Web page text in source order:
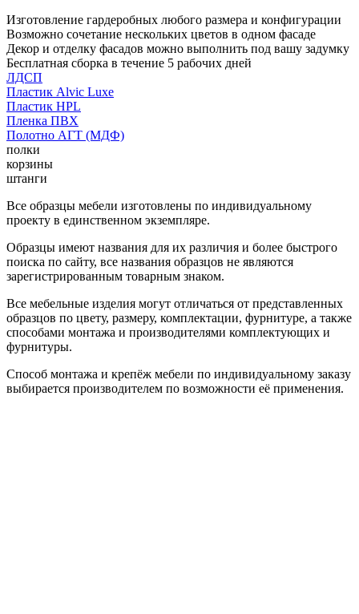
Изготовление гардеробных любого размера и конфигурации
Возможно сочетание нескольких цветов в одном фасаде
Декор и отделку фасадов можно выполнить под вашу задумку
Бесплатная сборка в течение 5 рабочих дней
ЛДСП
Пластик Alvic Luxe
Пластик HPL
Пленка ПВХ
Полотно АГТ (МДФ)
полки
корзины
штанги
Все образцы мебели изготовлены по индивидуальному
проекту в единственном экземпляре.
Образцы имеют названия для их различия и более быстрого
поиска по сайту, все названия образцов не являются
зарегистрированным товарным знаком.
Все мебельные изделия могут отличаться от представленных
образцов по цвету, размеру, комплектации, фурнитуре, а также
способами монтажа и производителями комплектующих и
фурнитуры.
Способ монтажа и крепёж мебели по индивидуальному заказу
выбирается производителем по возможности её применения.